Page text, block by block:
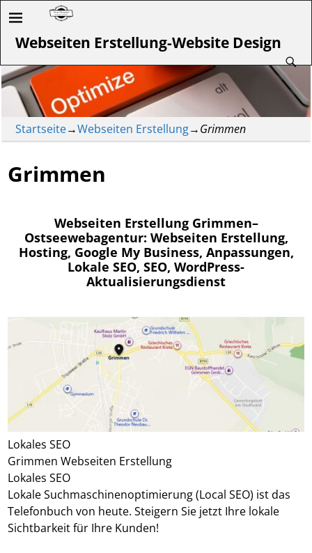
Webseiten Erstellung-Website Design
Startseite→Webseiten Erstellung→Grimmen
Grimmen
Webseiten Erstellung Grimmen–
Ostseewebagentur: Webseiten Erstellung,
Hosting, Google My Business, Anpassungen,
Lokale SEO, SEO, WordPress-
Aktualisierungsdienst
Lokales SEO
Grimmen Webseiten Erstellung
Lokales SEO
Lokale Suchmaschinenoptimierung (Local SEO) ist das
Telefonbuch von heute. Steigern Sie jetzt Ihre lokale
Sichtbarkeit für Ihre Kunden!